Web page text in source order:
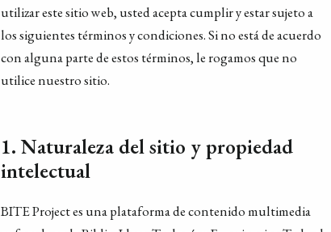
utilizar este sitio web, usted acepta cumplir y estar sujeto a
los siguientes términos y condiciones. Si no está de acuerdo
con alguna parte de estos términos, le rogamos que no
utilice nuestro sitio.
1. Naturaleza del sitio y propiedad
intelectual
BITE Project es una plataforma de contenido multimedia